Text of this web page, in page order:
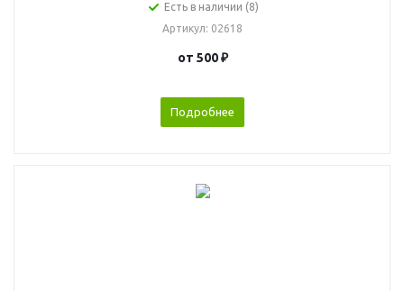
Есть в наличии (8)
Артикул: 02618
от 500 ₽
Подробнее